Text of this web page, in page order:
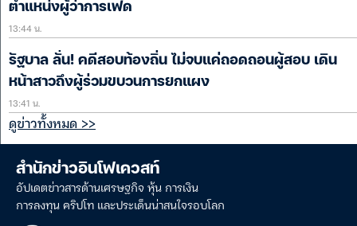
ตำแหน่งผู้ว่าการเฟด
13:44 น.
รัฐบาล ลั่น! คดีสอบท้องถิ่น ไม่จบแค่ถอดถอนผู้สอบ เดิน
หน้าสาวถึงผู้ร่วมขบวนการยกแผง
13:41 น.
ดูข่าวทั้งหมด >>
สำนักข่าวอินโฟเควสท์
อัปเดตข่าวสารด้านเศรษฐกิจ หุ้น การเงิน
การลงทุน คริปโท และประเด็นน่าสนใจรอบโลก